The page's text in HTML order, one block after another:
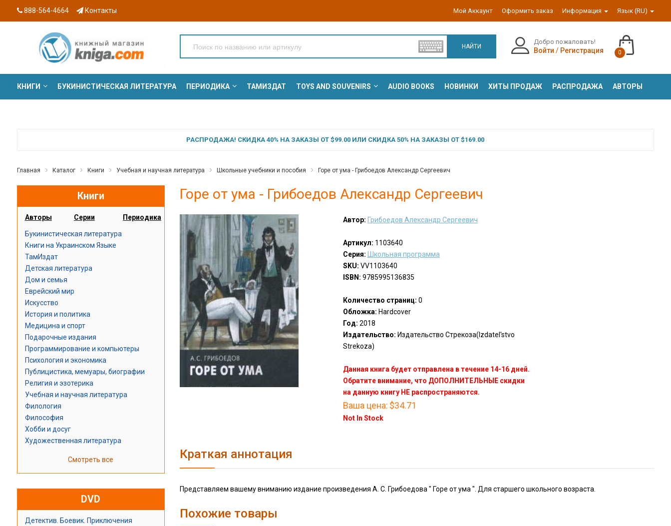
888-564-4664 Контакты Мой Аккаунт Оформить заказ Информация Язык (RU)
НАЙТИ
Добро пожаловать!
Войти / Регистрация 0
КНИГИ БУКИНИСТИЧЕСКАЯ ЛИТЕРАТУРА ПЕРИОДИКА ТАМИЗДАТ TOYS AND SOUVENIRS AUDIO BOOKS НОВИНКИ ХИТЫ ПРОДАЖ РАСПРОДАЖА АВТОРЫ
РАСПРОДАЖА! СКИДКА 40% НА ЗАКАЗЫ ОТ $99.00 ИЛИ СКИДКА 50% НА ЗАКАЗЫ ОТ $169.00
Главная Каталог Книги Учебная и научная литература Школьные учебники и пособия Горе от ума - Грибоедов Александр Сергеевич
Книги
Авторы Серии Периодика
Букинистическая литература
Книги на Украинском Языке
ТамИздат
Детская литература
Дом и семья
Еврейский мир
Искусство
История и политика
Медицина и спорт
Подарочные издания
Программирование и компьютеры
Психология и экономика
Публицистика, мемуары, биографии
Религия и эзотерика
Учебная и научная литература
Филология
Философия
Хобби и досуг
Художественная литература
Смотреть все
DVD
Детектив. Боевик. Приключения
Горе от ума - Грибоедов Александр Сергеевич
Автор: Грибоедов Александр Сергеевич
Артикул: 1103640
Серия:
Школьная программа
SKU: VV1103640
ISBN: 9785995136835
Количество страниц: 0
Обложка: Hardcover
Год: 2018
Издательство: Издательство Стрекоза(Izdatel'stvo
Strekoza)
Данная книга будет отправлена в течение 14-16 дней.
Обратите внимание, что ДОПОЛНИТЕЛЬНЫЕ скидки
на данную книгу НЕ распространяются.
Ваша цена: $34.71
Not In Stock
Краткая аннотация
Представляем вашему вниманию издание произведения А. С. Грибоедова " Горе от ума ". Для старшего школьного возраста.
Похожие товары